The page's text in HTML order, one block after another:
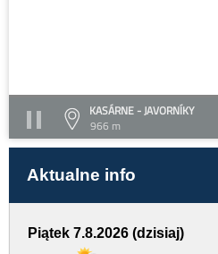
KASÁRNE - JAVORNÍKY
966 m
Aktualne info
Piątek 7.8.2026 (dzisiaj)